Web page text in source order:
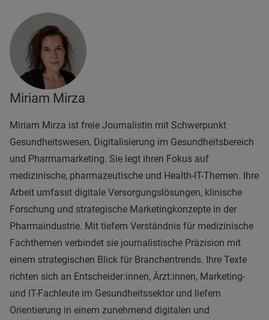
Miriam Mirza
Miriam Mirza ist freie Journalistin mit Schwerpunkt
Gesundheitswesen, Digitalisierung im Gesundheitsbereich
und Pharmamarketing. Sie legt ihren Fokus auf
medizinische, pharmazeutische und Health-IT-Themen. Ihre
Arbeit umfasst digitale Versorgungslösungen, klinische
Forschung und strategische Marketingkonzepte in der
Pharmaindustrie. Mit tiefem Verständnis für medizinische
Fachthemen verbindet sie journalistische Präzision mit
einem strategischen Blick für Branchentrends. Ihre Texte
richten sich an Entscheider:innen, Ärzt:innen, Marketing-
und IT-Fachleute im Gesundheitssektor und liefern
Orientierung in einem zunehmend digitalen und